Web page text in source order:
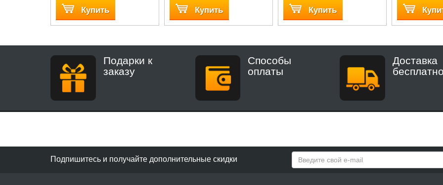
Купить Купить Купить
Подарки к
заказу
Способы
оплаты
Доставка
бесплатно
Подпишитесь и получайте дополнительные скидки